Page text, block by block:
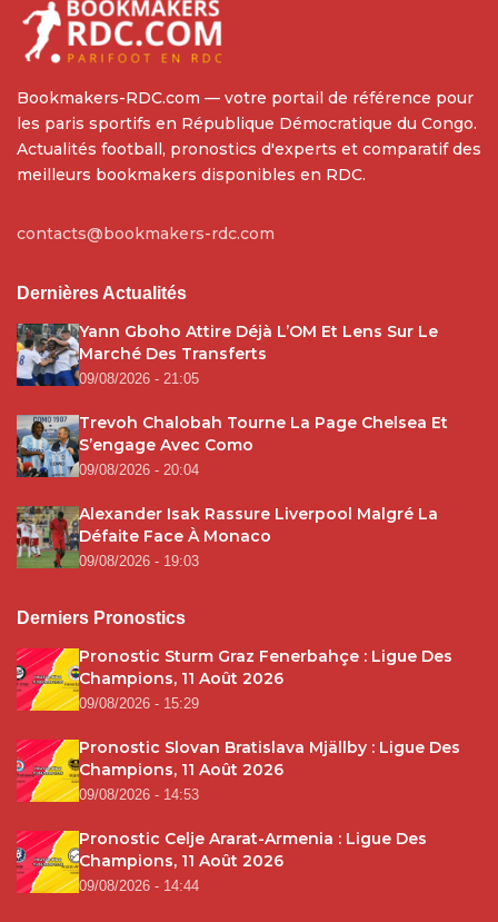
Bookmakers-RDC.com — votre portail de référence pour
les paris sportifs en République Démocratique du Congo.
Actualités football, pronostics d'experts et comparatif des
meilleurs bookmakers disponibles en RDC.
contacts@bookmakers-rdc.com
Dernières Actualités
Yann Gboho Attire Déjà L’OM Et Lens Sur Le
Marché Des Transferts
09/08/2026 - 21:05
Trevoh Chalobah Tourne La Page Chelsea Et
S’engage Avec Como
09/08/2026 - 20:04
Alexander Isak Rassure Liverpool Malgré La
Défaite Face À Monaco
09/08/2026 - 19:03
Derniers Pronostics
Pronostic Sturm Graz Fenerbahçe : Ligue Des
Champions, 11 Août 2026
09/08/2026 - 15:29
Pronostic Slovan Bratislava Mjällby : Ligue Des
Champions, 11 Août 2026
09/08/2026 - 14:53
Pronostic Celje Ararat-Armenia : Ligue Des
Champions, 11 Août 2026
09/08/2026 - 14:44